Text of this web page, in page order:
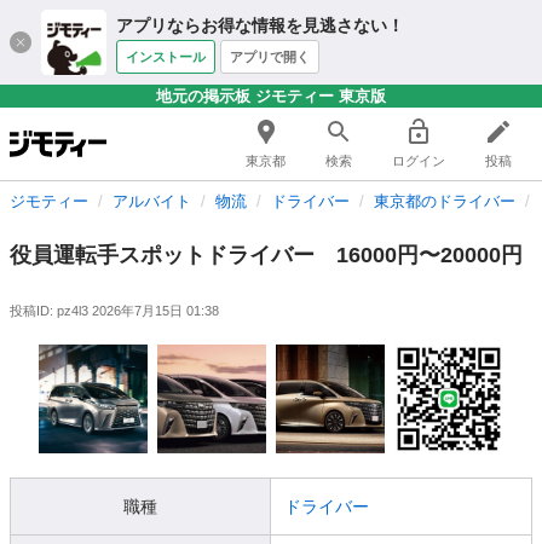
アプリならお得な情報を見逃さない！
インストール アプリで開く
地元の掲示板 ジモティー 東京版
東京都 検索 ログイン 投稿
ジモティー アルバイト 物流 ドライバー 東京都のドライバー
役員運転手スポットドライバー 16000円〜20000円
投稿ID: pz4l3 2026年7月15日 01:38
職種 ドライバー